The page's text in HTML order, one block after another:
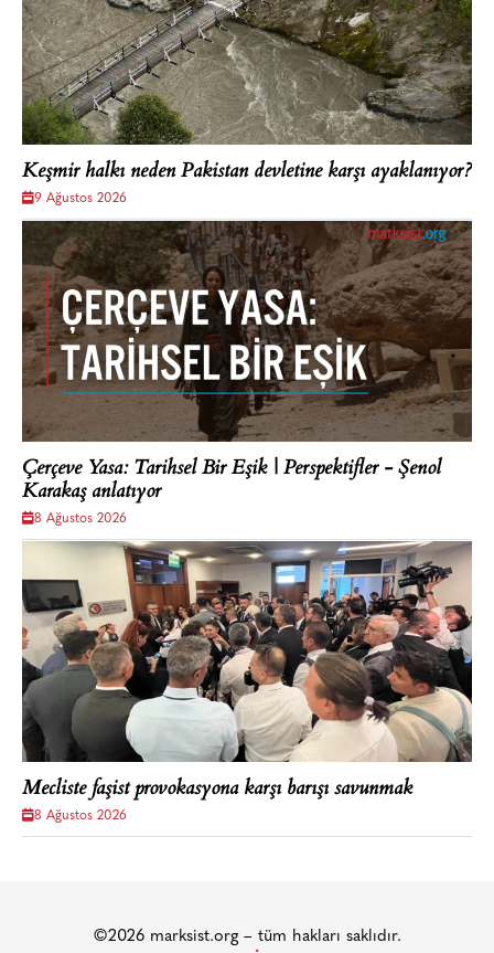
Keşmir halkı neden Pakistan devletine karşı ayaklanıyor?
9 Ağustos 2026
Çerçeve Yasa: Tarihsel Bir Eşik | Perspektifler - Şenol
Karakaş anlatıyor
8 Ağustos 2026
Mecliste faşist provokasyona karşı barışı savunmak
8 Ağustos 2026
©2026 marksist.org – tüm hakları saklıdır.